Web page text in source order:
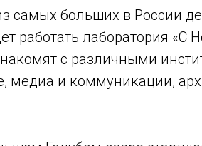
самых больших в России
работать лаборатория «С
с различными
медиа и коммуникации,